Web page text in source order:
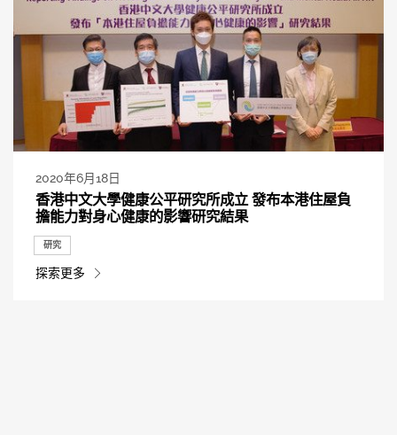
2020年6月18日
香港中文大學健康公平研究所成立 發布本港住屋負
擔能力對身心健康的影響研究結果
研究
探索更多